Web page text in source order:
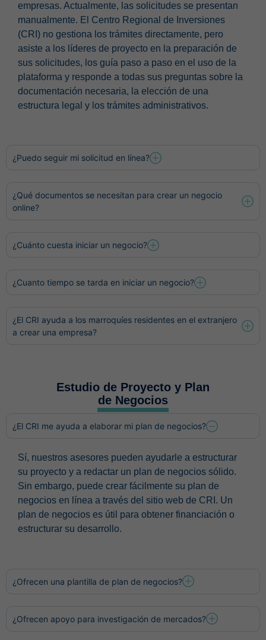
empresas. Actualmente, las solicitudes se presentan
manualmente. El Centro Regional de Inversiones
(CRI) no gestiona los trámites directamente, pero
asiste a los líderes de proyecto en la preparación de
sus solicitudes, los guía paso a paso en el uso de la
plataforma y responde a todas sus preguntas sobre la
documentación necesaria, la elección de una
estructura legal y los trámites administrativos.
¿Puedo seguir mi solicitud en línea?
¿Qué documentos se necesitan para crear un negocio
online?
¿Cuánto cuesta iniciar un negocio?
¿Cuanto tiempo se tarda en iniciar un negocio?
¿El CRI ayuda a los marroquíes residentes en el extranjero
a crear una empresa?
Estudio de Proyecto y Plan
de Negocios
¿El CRI me ayuda a elaborar mi plan de negocios?
Sí, nuestros asesores pueden ayudarle a estructurar
su proyecto y a redactar un plan de negocios sólido.
Sin embargo, puede crear fácilmente su plan de
negocios en línea a través del sitio web de CRI. Un
plan de negocios es útil para obtener financiación o
estructurar su desarrollo.
¿Ofrecen una plantilla de plan de negocios?
¿Ofrecen apoyo para investigación de mercados?